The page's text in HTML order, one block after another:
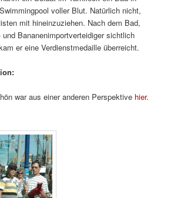
voller Blut. Natürlich nicht,
mit hineinzuziehen. Nach dem Bad,
Bananenimportverteidiger sichtlich
er eine Verdienstmedaille überreicht.
war aus einer anderen Perspektive hier.